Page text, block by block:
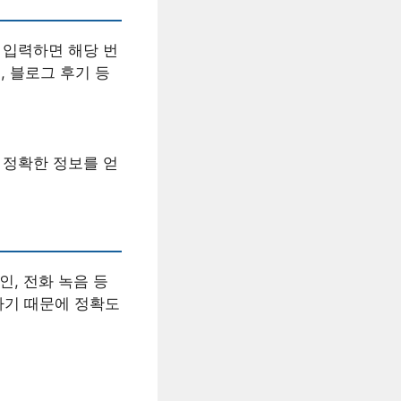
력하면 해당 번
블로그 후기 등
확한 정보를 얻
, 전화 녹음 등
때문에 정확도